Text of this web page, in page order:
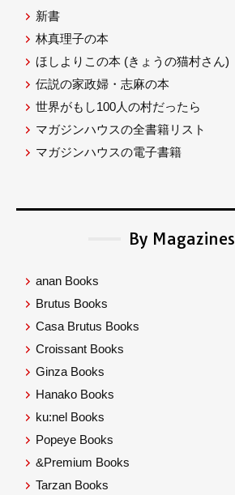
新書
林真理子の本
ほしよりこの本 (きょうの猫村さん)
伝説の家政婦・志麻の本
世界がもし100人の村だったら
マガジンハウスの全書籍リスト
マガジンハウスの電子書籍
By Magazines
anan Books
Brutus Books
Casa Brutus Books
Croissant Books
Ginza Books
Hanako Books
ku:nel Books
Popeye Books
&Premium Books
Tarzan Books